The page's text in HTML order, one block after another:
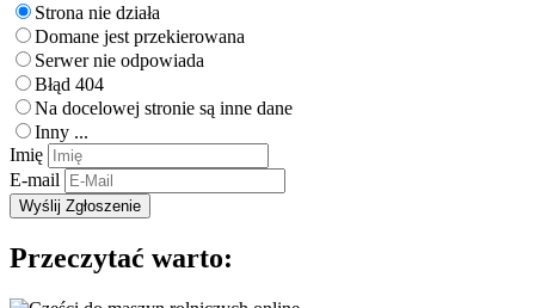
Strona nie działa
Domane jest przekierowana
Serwer nie odpowiada
Błąd 404
Na docelowej stronie są inne dane
Inny ...
Imię
E-mail
Przeczytać warto: